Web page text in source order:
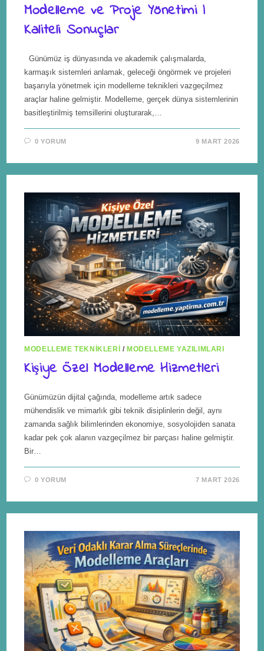
Modelleme ve Proje Yönetimi |
Kaliteli Sonuçlar
Günümüz iş dünyasında ve akademik çalışmalarda,
karmaşık sistemleri anlamak, geleceği öngörmek ve projeleri
başarıyla yönetmek için modelleme teknikleri vazgeçilmez
araçlar haline gelmiştir. Modelleme, gerçek dünya sistemlerinin
basitleştirilmiş temsillerini oluşturarak,…
0 YORUM 9 MART 2026
MODELLEME TEKNIKLERI / MODELLEME YAZILIMLARI
Kişiye Özel Modelleme Hizmetleri
Günümüzün dijital çağında, modelleme artık sadece
mühendislik ve mimarlık gibi teknik disiplinlerin değil, aynı
zamanda sağlık bilimlerinden ekonomiye, sosyolojiden sanata
kadar pek çok alanın vazgeçilmez bir parçası haline gelmiştir.
Bir…
0 YORUM 7 MART 2026